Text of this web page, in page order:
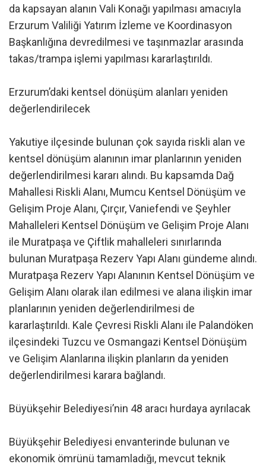
da kapsayan alanın Vali Konağı yapılması amacıyla
Erzurum Valiliği Yatırım İzleme ve Koordinasyon
Başkanlığına devredilmesi ve taşınmazlar arasında
takas/trampa işlemi yapılması kararlaştırıldı.
Erzurum’daki kentsel dönüşüm alanları yeniden
değerlendirilecek
Yakutiye ilçesinde bulunan çok sayıda riskli alan ve
kentsel dönüşüm alanının imar planlarının yeniden
değerlendirilmesi kararı alındı. Bu kapsamda Dağ
Mahallesi Riskli Alanı, Mumcu Kentsel Dönüşüm ve
Gelişim Proje Alanı, Çırçır, Vaniefendi ve Şeyhler
Mahalleleri Kentsel Dönüşüm ve Gelişim Proje Alanı
ile Muratpaşa ve Çiftlik mahalleleri sınırlarında
bulunan Muratpaşa Rezerv Yapı Alanı gündeme alındı.
Muratpaşa Rezerv Yapı Alanının Kentsel Dönüşüm ve
Gelişim Alanı olarak ilan edilmesi ve alana ilişkin imar
planlarının yeniden değerlendirilmesi de
kararlaştırıldı. Kale Çevresi Riskli Alanı ile Palandöken
ilçesindeki Tuzcu ve Osmangazi Kentsel Dönüşüm
ve Gelişim Alanlarına ilişkin planların da yeniden
değerlendirilmesi karara bağlandı.
Büyükşehir Belediyesi’nin 48 aracı hurdaya ayrılacak
Büyükşehir Belediyesi envanterinde bulunan ve
ekonomik ömrünü tamamladığı, mevcut teknik